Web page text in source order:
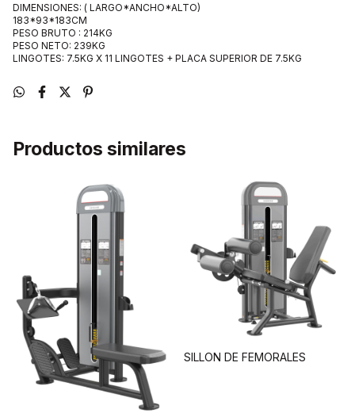
DIMENSIONES: ( LARGO*ANCHO*ALTO)
183*93*183CM
PESO BRUTO : 214KG
PESO NETO: 239KG
LINGOTES: 7.5KG X 11 LINGOTES + PLACA SUPERIOR DE 7.5KG
Productos similares
SILLON DE FEMORALES